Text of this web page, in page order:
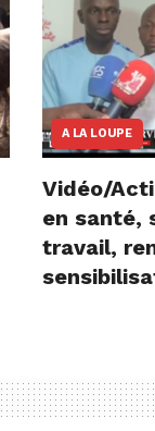
A LA LOUPE
Vidéo/
en santé,
travail,